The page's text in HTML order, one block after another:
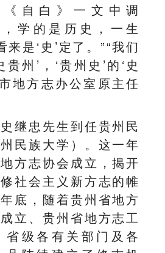
自白》一文中调
学的是历史，一生
来是‘史’定了。”“我们
州’，‘贵州史’的‘史
地方志办公室原主任
继忠先生到任贵州民
民族大学）。这一年
方志协会成立，揭开
社会主义新方志的帷
底，随着贵州省地方
立、贵州省地方志工
省级各有关部门及各